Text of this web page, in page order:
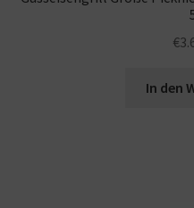
€
In den